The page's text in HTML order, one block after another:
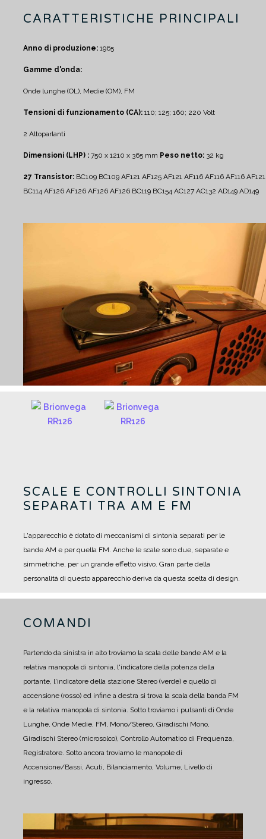
CARATTERISTICHE PRINCIPALI
Anno di produzione: 1965
Gamme d'onda:
Onde lunghe (OL), Medie (OM), FM
Tensioni di funzionamento (CA): 110; 125; 160; 220 Volt
2 Altoparlanti
Dimensioni (LHP) : 750 x 1210 x 365 mm Peso netto: 32 kg
27 Transistor: BC109 BC109 AF121 AF125 AF121 AF116 AF116 AF116 AF121
BC114 AF126 AF126 AF126 AF126 BC119 BC154 AC127 AC132 AD149 AD149
SCALE E CONTROLLI SINTONIA
SEPARATI TRA AM E FM
L'apparecchio è dotato di meccanismi di sintonia separati per le
bande AM e per quella FM. Anche le scale sono due, separate e
simmetriche, per un grande effetto visivo. Gran parte della
personalità di questo apparecchio deriva da questa scelta di design.
COMANDI
Partendo da sinistra in alto troviamo la scala delle bande AM e la
relativa manopola di sintonia, l'indicatore della potenza della
portante, l'indicatore della stazione Stereo (verde) e quello di
accensione (rosso) ed infine a destra si trova la scala della banda FM
e la relativa manopola di sintonia. Sotto troviamo i pulsanti di Onde
Lunghe, Onde Medie, FM, Mono/Stereo, Giradischi Mono,
Giradischi Stereo (microsolco), Controllo Automatico di Frequenza,
Registratore. Sotto ancora troviamo le manopole di
Accensione/Bassi, Acuti, Bilanciamento, Volume, Livello di
ingresso.